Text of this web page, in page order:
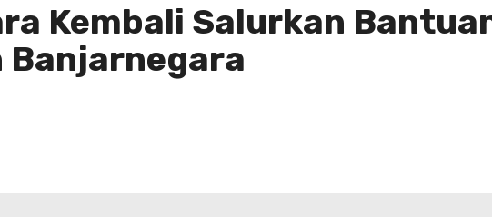
Kembali Salurkan
Banjarnegara